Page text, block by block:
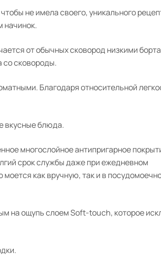
не имела своего, уникального
начинок.
от обычных сковород низкими
со сковороды.
Благодаря относительной
вкусные блюда.
многослойное антипригарное
срок службы даже при ежедневном
как вручную, так и в
на ощупь слоем Soft-touch, которое